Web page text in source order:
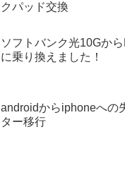
クパッド交換
ソフトバンク光10Gか
に乗り換えました！
androidからiphoneへの
ター移行